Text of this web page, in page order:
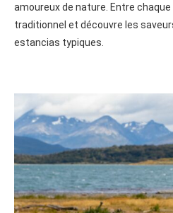
amoureux de nature. Entre
traditionnel et découvre les
estancias typiques.